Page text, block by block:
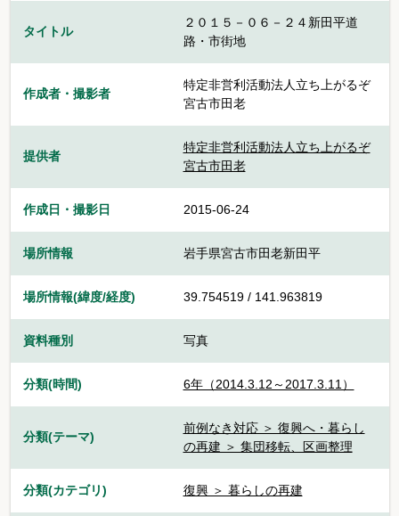
タイトル
２０１５－０６－２４新田平道
路・市街地
作成者・撮影者
特定非営利活動法人立ち上がるぞ
宮古市田老
提供者
特定非営利活動法人立ち上がるぞ
宮古市田老
作成日・撮影日 2015-06-24
場所情報 岩手県宮古市田老新田平
場所情報(緯度/経度) 39.754519 / 141.963819
資料種別 写真
分類(時間) 6年（2014.3.12～2017.3.11）
分類(テーマ)
前例なき対応 ＞ 復興へ・暮らし
の再建 ＞ 集団移転、区画整理
分類(カテゴリ) 復興 ＞ 暮らしの再建